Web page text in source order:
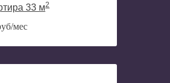
33 м2
мес